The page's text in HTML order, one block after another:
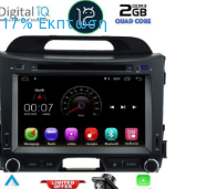
17% Έκπτωση